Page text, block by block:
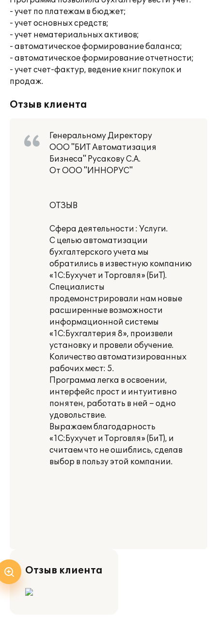
- учет по платежам в бюджет;
- учет основных средств;
- учет нематериальных активов;
- автоматическое формирование баланса;
- автоматическое формирование отчетности;
- учет счет-фактур, ведение книг покупок и
продаж.
Отзыв клиента
Генеральному Директору
ООО "БИТ Автоматизация
Бизнеса" Русакову С.А.
От ООО "ИННОРУС"
ОТЗЫВ
Сфера деятельности : Услуги.
С целью автоматизации
бухгалтерского учета мы
обратились в известную компанию
«1С:Бухучет и Торговля» (БиТ).
Специалисты
продемонстрировали нам новые
расширенные возможности
информационной системы
«1С:Бухгалтерия 8», произвели
установку и провели обучение.
Количество автоматизированных
рабочих мест: 5.
Программа легка в освоении,
интерфейс прост и интуитивно
понятен, работать в ней – одно
удовольствие.
Выражаем благодарность
«1С:Бухучет и Торговля» (БиТ), и
считаем что не ошиблись, сделав
выбор в пользу этой компании.
Отзыв клиента